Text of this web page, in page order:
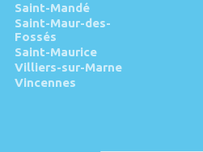
Saint-Mandé
Saint-Maur-des-
Fossés
Saint-Maurice
Villiers-sur-Marne
Vincennes